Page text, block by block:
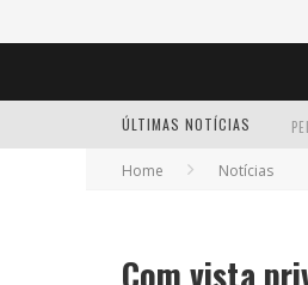
ÚLTIMAS NOTÍCIAS
Home Notícias
Com vista